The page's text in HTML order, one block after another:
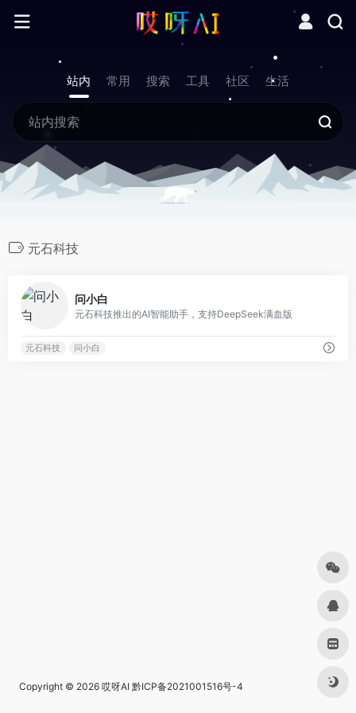
站内 常用 搜索 工具 社区 生活
元石科技
问小白
元石科技推出的AI智能助手，支持DeepSeek满血版
元石科技 问小白
Copyright © 2026 哎呀AI 黔ICP备2021001516号-4